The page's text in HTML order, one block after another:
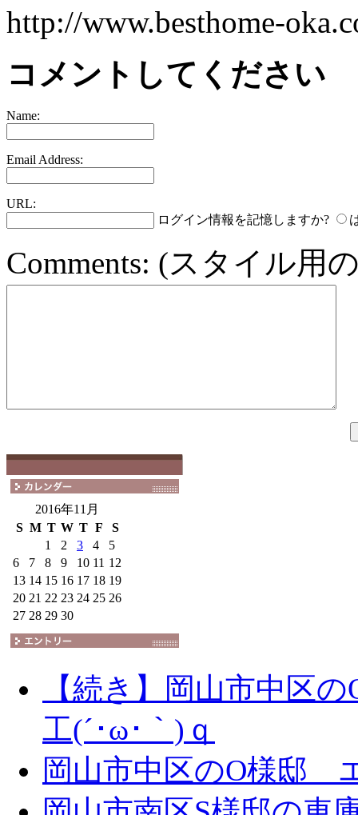
http://www.besthome-
コメントしてください
Name:
Email Address:
URL:
ログイン情報を記憶しますか?
Comments: (スタイル用
2016年11月
S M T W T F
S
1
2 3 4
5
6
7 8 9 10 11 12
13 14 15 16 17 18 19
20 21 22 23 24 25 26
27 28 29 30
【続き】岡山市中区
工(´･ω･｀)ｑ
岡山市中区のO様邸